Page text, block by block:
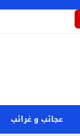
عجائب و غرائب